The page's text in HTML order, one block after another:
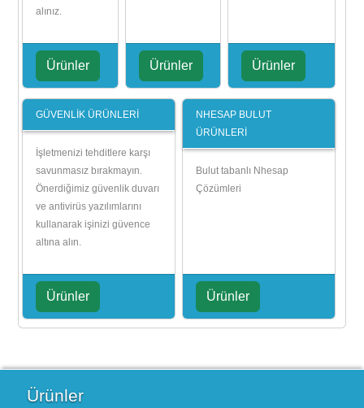
alınız.
Ürünler Ürünler Ürünler
GÜVENLİK ÜRÜNLERİ
İşletmenizi tehditlere karşı
savunmasız bırakmayın.
Önerdiğimiz güvenlik duvarı
ve antivirüs yazılımlarını
kullanarak işinizi güvence
altına alın.
Ürünler
NHESAP BULUT
ÜRÜNLERİ
Bulut tabanlı Nhesap
Çözümleri
Ürünler
Ürünler